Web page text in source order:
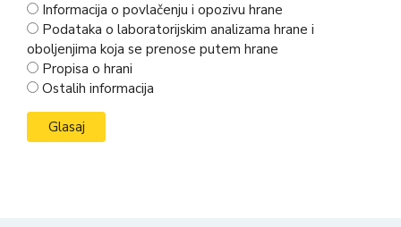
Informacija o povlačenju i opozivu hrane
Podataka o laboratorijskim analizama hrane i
oboljenjima koja se prenose putem hrane
Propisa o hrani
Ostalih informacija